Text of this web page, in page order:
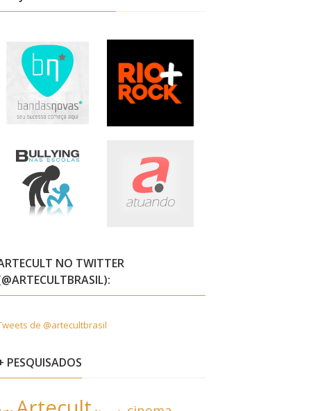
NO TWITTER
de @artecultbrasil
PESQUISADOS